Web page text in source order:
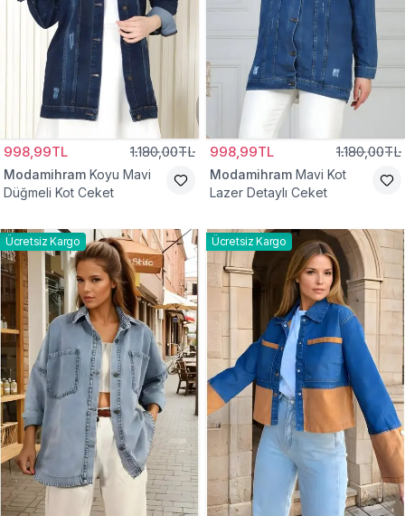
998,99TL 1.180,00TL
Modamihram Koyu Mavi
Düğmeli Kot Ceket
998,99TL 1.180,00TL
Modamihram Mavi Kot
Lazer Detaylı Ceket
Ücretsiz Kargo Ücretsiz Kargo